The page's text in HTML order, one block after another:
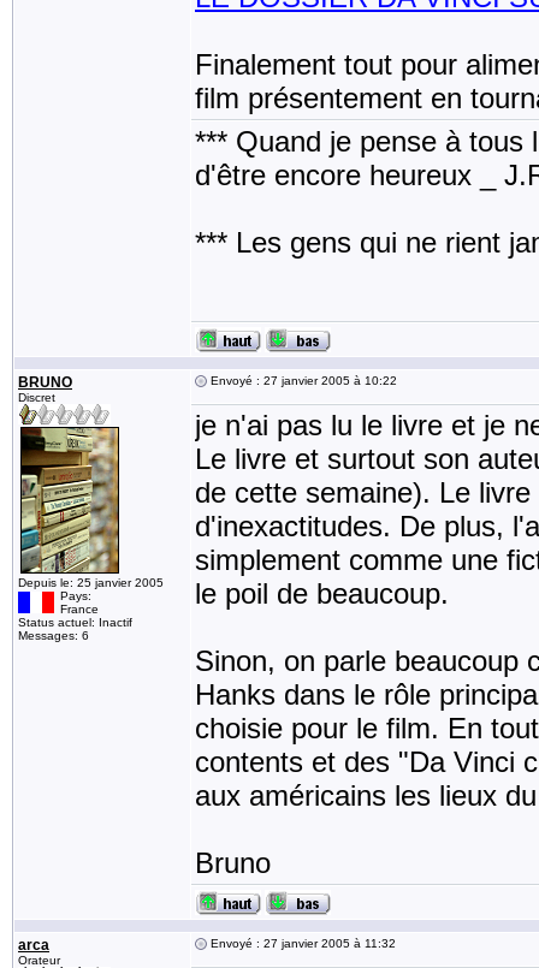
Finalement tout pour
film présentement en
*** Quand je pense à tous
d'être encore heureux _
*** Les gens qui ne rient
BRUNO
Discret
Depuis le: 25 janvier 2005
Pays:
France
Status actuel: Inactif
Messages: 6
Envoyé : 27 janvier 2005 à 10:22
je n'ai pas lu le livre et je
Le livre et surtout son
de cette semaine). Le
d'inexactitudes. De plus,
simplement comme une
le poil de beaucoup.
Sinon, on parle beaucoup
Hanks dans le rôle
choisie pour le film. En
contents et des "Da Vinci
aux américains les lieux
Bruno
arca
Orateur
Envoyé : 27 janvier 2005 à 11:32